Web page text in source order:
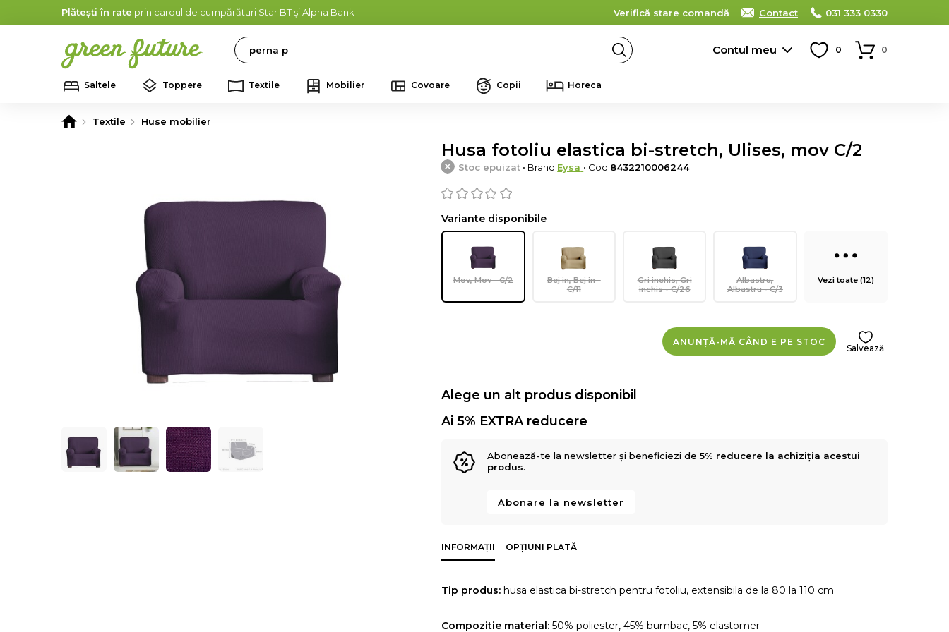
Plătești în rate prin cardul de cumpărături Star BT și Alpha Bank Verifică stare comandă Contact 031 333 0330
Search Contul meu 0 0
Saltele Toppere Textile Mobilier Covoare Copii Horeca
Textile Huse mobilier
Husa fotoliu elastica bi-stretch, Ulises, mov C/2
Stoc epuizat • Brand Eysa • Cod 8432210006244
Variante disponibile
Mov, Mov - C/2
Bej in, Bej in -
C/11
Gri inchis, Gri
inchis - C/26
Albastru,
Albastru - C/3
Vezi toate (12)
ANUNȚĂ-MĂ CÂND E PE STOC
Salvează
Alege un alt produs disponibil
Ai 5% EXTRA reducere
Abonează-te la newsletter și beneficiezi de5% reducere la achiziția acestui
produs.
Abonare la newsletter
INFORMAȚII OPȚIUNI PLATĂ
Tip produs: husa elastica bi-stretch pentru fotoliu, extensibila de la 80 la 110 cm
Compozitie material: 50% poliester, 45% bumbac, 5% elastomer